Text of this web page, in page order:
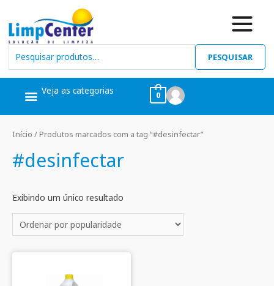
PESQUISAR
Veja as categorias 0
Início / Produtos marcados com a tag “#desinfectar”
#desinfectar
Exibindo um único resultado